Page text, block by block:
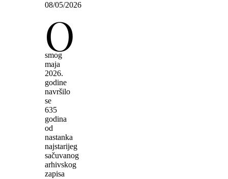
08/05/2026
O
smog
maja
2026.
godine
navršilo
se
635
godina
od
nastanka
najstarijeg
sačuvanog
arhivskog
zapisa